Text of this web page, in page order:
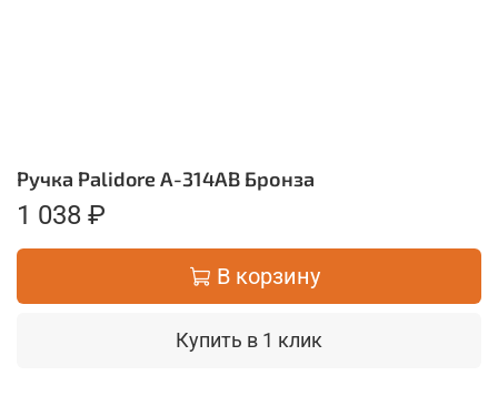
Ручка Palidore A-314AB Бронза
1 038 ₽
В корзину
Купить в 1 клик